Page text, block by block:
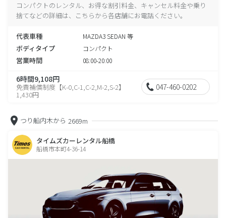
コンパクトのレンタル、お得な割引料金、キャンセル料金や乗り
捨てなどの詳細は、こちらから各店舗にお電話ください。
代表車種 MAZDA3 SEDAN 等
ボディタイプ コンパクト
営業時間 08:00-20:00
6時間9,108円
免責補償制度【K-0,C-1,C-2,M-2,S-2】
1,430円
047-460-0202
つり船内木から 2669m
タイムズカーレンタル船橋
船橋市本町4-36-14